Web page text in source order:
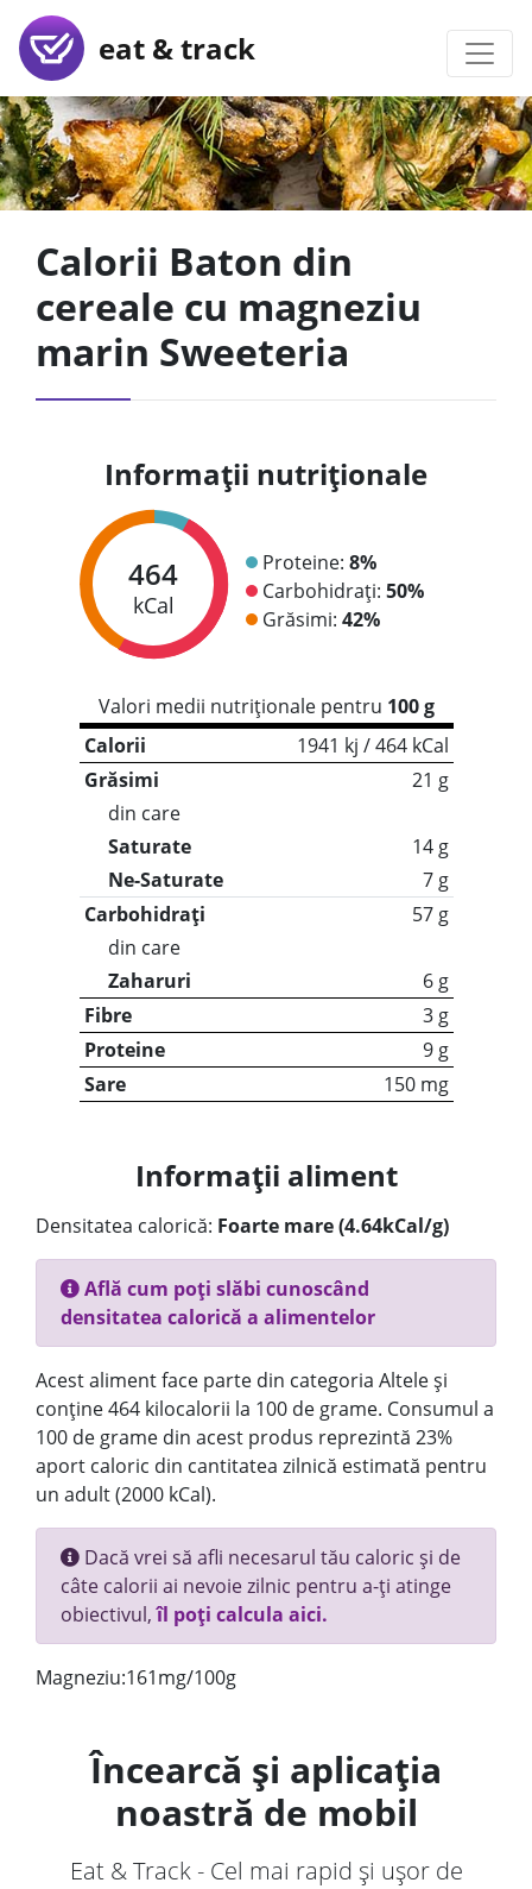
eat & track
Calorii Baton din
cereale cu magneziu
marin Sweeteria
Informații nutriționale
464
kCal
Proteine: 8%
Carbohidrați: 50%
Grăsimi: 42%
Valori medii nutriționale pentru 100 g
Calorii
1941 kj / 464 kCal
Grăsimi
21 g
din care
Saturate
14 g
Ne-Saturate
7 g
Carbohidrați
57 g
din care
Zaharuri
6 g
Fibre
3 g
Proteine
9 g
Sare
150 mg
Informații aliment
Densitatea calorică: Foarte mare (4.64kCal/g)
Află cum poți slăbi cunoscând
densitatea calorică a alimentelor
Acest aliment face parte din categoria Altele și
conține 464 kilocalorii la 100 de grame. Consumul a
100 de grame din acest produs reprezintă 23%
aport caloric din cantitatea zilnică estimată pentru
un adult (2000 kCal).
Dacă vrei să afli necesarul tău caloric și de
câte calorii ai nevoie zilnic pentru a-ți atinge
obiectivul,îl poți calcula aici.
Magneziu:161mg/100g
Încearcă și aplicația
noastră de mobil
Eat & Track - Cel mai rapid și ușor de